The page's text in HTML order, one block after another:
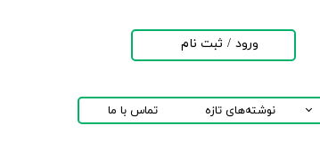
نوشته‌های تازه تماس با ما
ورود / ثبت نام
تغییر گذر واژه